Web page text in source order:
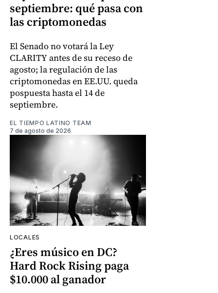
septiembre: qué pasa con
las criptomonedas
El Senado no votará la Ley
CLARITY antes de su receso de
agosto; la regulación de las
criptomonedas en EE.UU. queda
pospuesta hasta el 14 de
septiembre.
EL TIEMPO LATINO TEAM
7 de agosto de 2026
LOCALES
¿Eres músico en DC?
Hard Rock Rising paga
$10.000 al ganador